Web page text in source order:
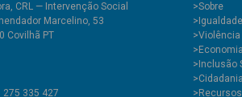
CRL — Intervenção Social
Marcelino, 53
Covilhã PT
335 427
>Sobre
>Inclusão
>Cidadania
>Recursos